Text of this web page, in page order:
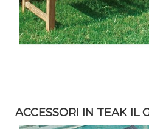
ACCESSORI IN TEAK IL